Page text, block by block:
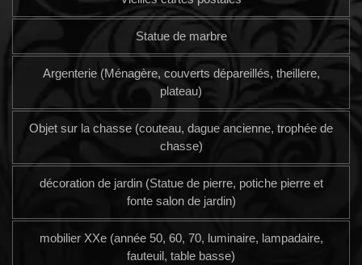
Statue de marbre
Argenterie (Ménagère, couverts dépareillés, theillere,
plateau)
Objet sur la chasse (couteau, dague ancienne, trophée de
chasse)
décoration de jardin (Statue de pierre, potiche pierre et
fonte salon de jardin)
mobilier XXe (année 50, 60, 70, luminaire, lampadaire,
fauteuil, table basse)